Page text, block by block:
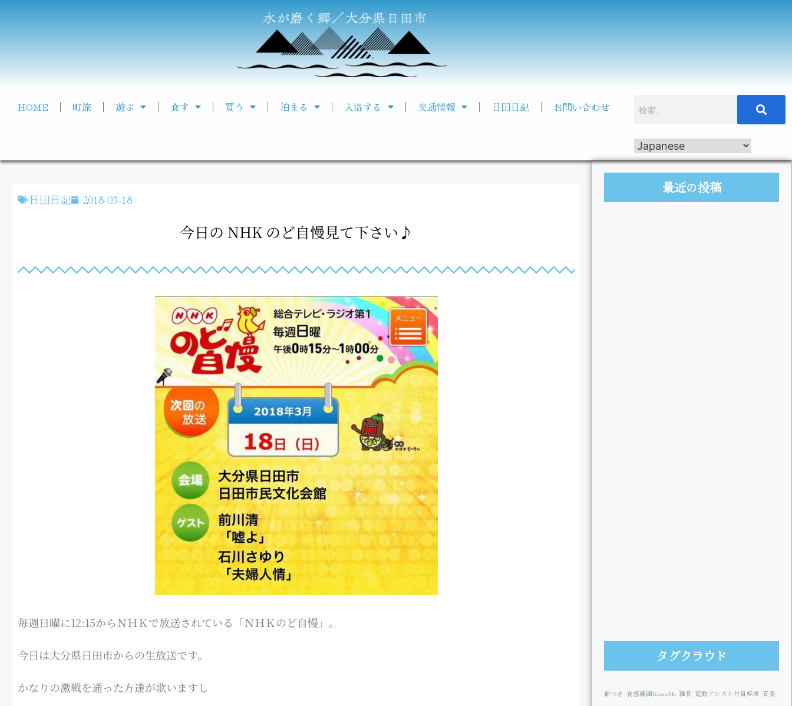
HOME 町旅 遊ぶ 食す 買う 泊まる 入浴する 交通情報 日田日記 お問い合わせ
日田日記 2018-03-18
今日の NHK のど自慢見て下さい♪
毎週日曜に12:15からＮＨＫで放送されている「ＮＨＫのど自慢」。
今日は大分県日田市からの生放送です。
かなりの激戦を通った方達が歌いますし
最近の投稿
タグクラウド
餅つき 食感農園KazetoNe 雑貨 電動アシスト付自転車 音楽